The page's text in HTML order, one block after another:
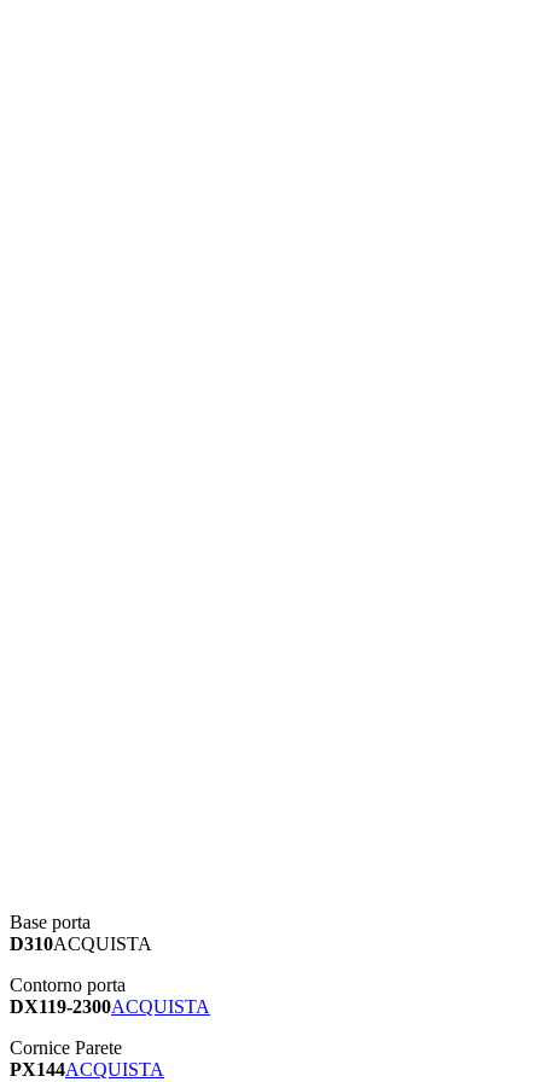
Base porta
D310ACQUISTA
Contorno porta
DX119-2300ACQUISTA
Cornice Parete
PX144ACQUISTA